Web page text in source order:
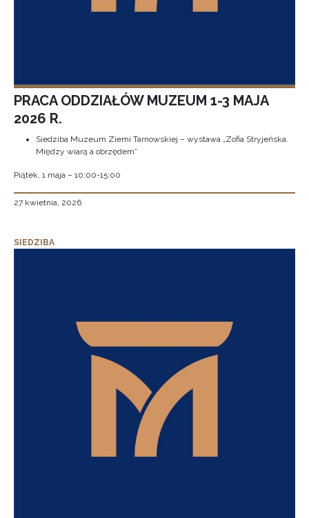
PRACA ODDZIAŁÓW MUZEUM 1-3 MAJA
2026 R.
Siedziba Muzeum Ziemi Tarnowskiej – wystawa „Zofia Stryjeńska.
Między wiarą a obrzędem”
Piątek, 1 maja – 10:00-15:00
27 kwietnia, 2026
SIEDZIBA